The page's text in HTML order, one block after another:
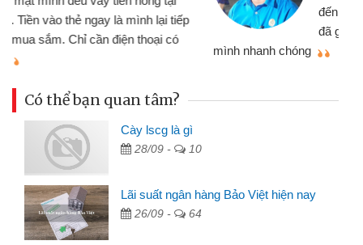
đến website qua bạn bè giới thiệu tôi
đã giải quyết được công việc của
Có thể bạn quan tâm?
Cày lscg là gì
28/09 - 10
Lãi suất ngân hàng Bảo Việt hiện nay
26/09 - 64